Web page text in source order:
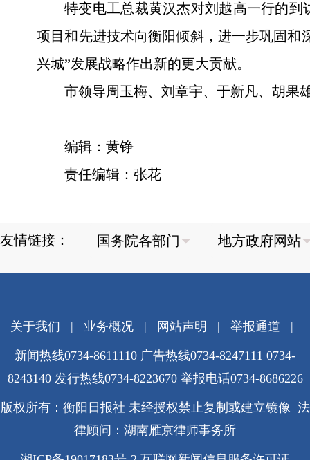
特变电工总裁黄汉杰对刘越高一行的
项目和先进技术向衡阳倾斜，进一步巩固和
兴城”发展战略作出新的更大贡献。
市领导周玉梅、刘章宇、于新凡、胡果
编辑：黄铮
责任编辑：张花
友情链接：
关于我们 | 业务概况| 网站声明 | 举报通道 |
新闻热线0734-8611110 广告热线0734-8247111 0734-
8243140 发行热线0734-8223670 举报电话0734-8686226
版权所有：衡阳日报社 未经授权禁止复制或建立镜像 法
律顾问：湖南雁京律师事务所